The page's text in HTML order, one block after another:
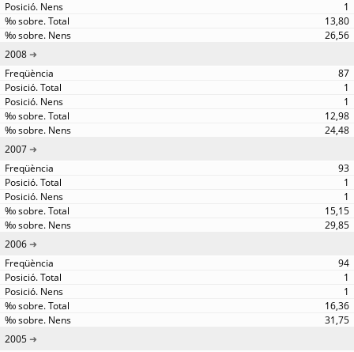
1
13,80
26,56
2008
87
1
1
12,98
24,48
2007
93
1
1
15,15
29,85
2006
94
1
1
16,36
31,75
2005